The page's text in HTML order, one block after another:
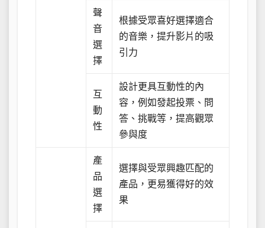
聲
音
選
擇
根據受眾喜好選擇適合
的音樂，提升影片的吸
引力
互
動
性
設計更具互動性的內
容，例如發起投票、問
答、挑戰等，提高觀眾
參與度
產
品
選
擇
選擇與受眾興趣匹配的
產品，更易獲得好的效
果